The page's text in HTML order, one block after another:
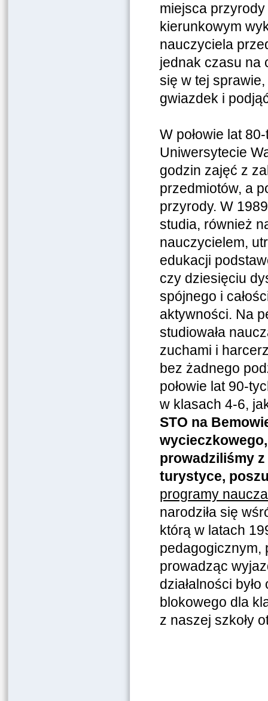
miejsca
kierunkowym
nauczyciela
jednak czasu na
się w tej
gwiazdek i
W połowie lat
Uniwersytecie
godzin zajęć z
przedmiotów, a
przyrody. W
studia, również
nauczycielem,
edukacji
czy dziesięciu
spójnego i
aktywności. Na
studiowała
zuchami i
bez żadnego
połowie lat 90-
w klasach 4-6,
STO na
prowadziliśmy
turystyce,
programy
narodziła się
którą w latach
pedagogicznym,
prowadząc
działalności
blokowego dla
z naszej szkoły